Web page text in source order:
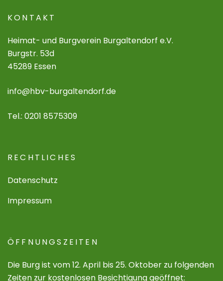
KONTAKT
Heimat- und Burgverein Burgaltendorf e.V.
Burgstr. 53d
45289 Essen
info@hbv-burgaltendorf.de
Tel.: 0201 8575309
RECHTLICHES
Datenschutz
Impressum
ÖFFNUNGSZEITEN
Die Burg ist vom 12. April bis 25. Oktober zu folgenden
Zeiten zur kostenlosen Besichtigung geöffnet: